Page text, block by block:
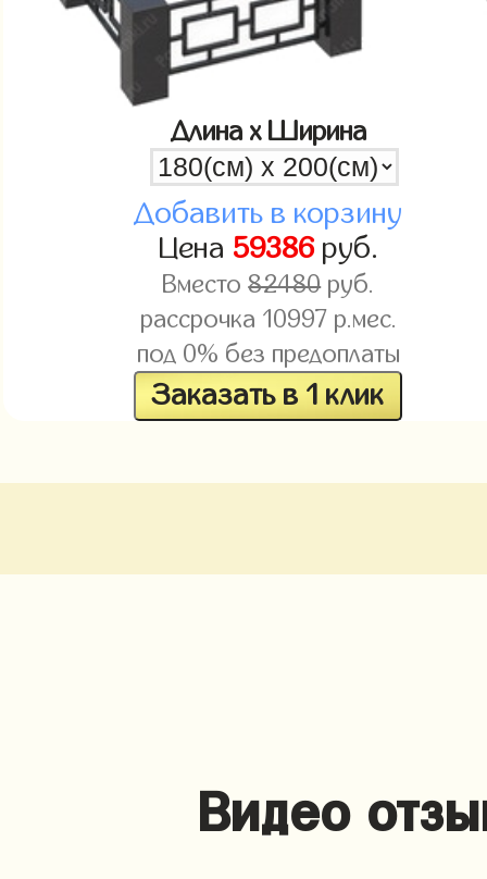
Длина x Ширина
Добавить в корзину
Цена 59386руб.
Вместо82480руб.
рассрочка 10997 р.мес.
под 0% без предоплаты
Заказать в 1 клик
Видео